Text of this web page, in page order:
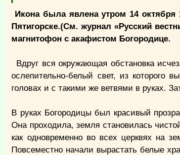
Икона была явлена утром 14 октября
Пятигорске.(См. журнал «Русский
магнитофон с акафистом Богородице.
Вдруг вся окружающая обстановка
ослепительно-белый свет, из
головах и с такими же ветвями в руках.
В руках Богородицы был красивый
Она проходила, земля становилась
как одновременно во всех церквях на
Повсеместно начали вырастать белые